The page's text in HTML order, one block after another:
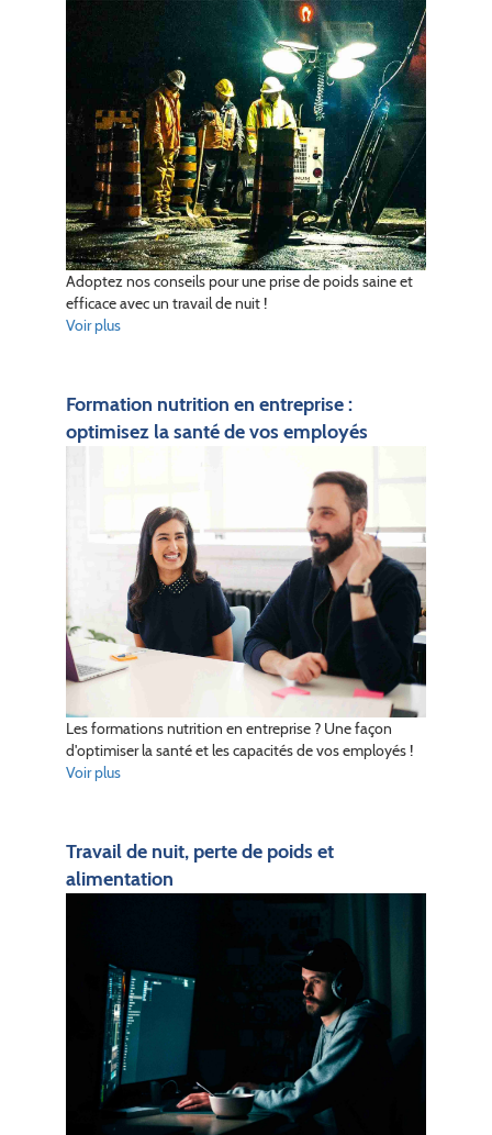
Adoptez nos conseils pour une prise de poids saine et
efficace avec un travail de nuit !
Voir plus
Formation nutrition en entreprise :
optimisez la santé de vos employés
Les formations nutrition en entreprise ? Une façon
d'optimiser la santé et les capacités de vos employés !
Voir plus
Travail de nuit, perte de poids et
alimentation